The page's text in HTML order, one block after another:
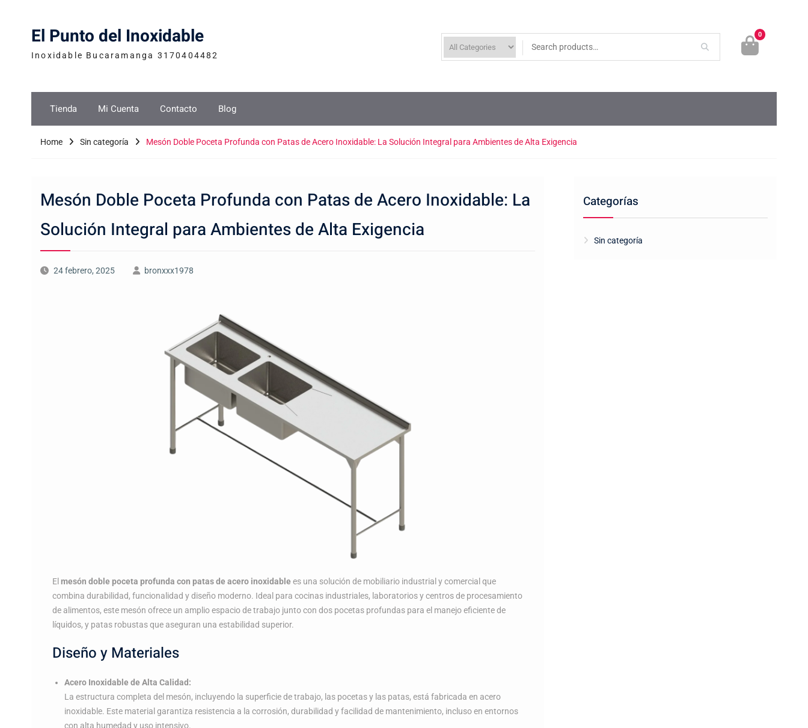
El Punto del Inoxidable
Inoxidable Bucaramanga 3170404482
0
Tienda Mi Cuenta Contacto Blog
Home Sin categoría Mesón Doble Poceta Profunda con Patas de Acero Inoxidable: La Solución Integral para Ambientes de Alta Exigencia
Mesón Doble Poceta Profunda con Patas de Acero Inoxidable: La
Solución Integral para Ambientes de Alta Exigencia
24 febrero, 2025 bronxxx1978
Elmesón doble poceta profunda con patas de acero inoxidable es una solución de mobiliario industrial y comercial que
combina durabilidad, funcionalidad y diseño moderno. Ideal para cocinas industriales, laboratorios y centros de procesamiento
de alimentos, este mesón ofrece un amplio espacio de trabajo junto con dos pocetas profundas para el manejo eficiente de
líquidos, y patas robustas que aseguran una estabilidad superior.
Diseño y Materiales
Acero Inoxidable de Alta Calidad:
La estructura completa del mesón, incluyendo la superficie de trabajo, las pocetas y las patas, está fabricada en acero
inoxidable. Este material garantiza resistencia a la corrosión, durabilidad y facilidad de mantenimiento, incluso en entornos
con alta humedad y uso intensivo.
Categorías
Sin categoría